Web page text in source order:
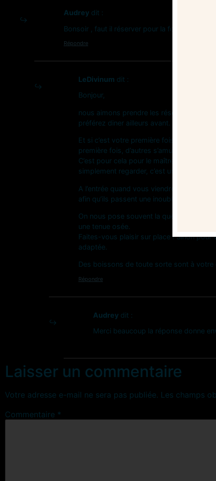
Audrey dit :
Bonsoir , faut il réserver pour la formule
Répondre
LeDivinum dit :
Bonjour,
nous aimons prendre les réservations
préférez diner ailleurs avant.
Et si c’est votre première fois, sachez
première fois, d’autres s’amusent
C’est pour cela pour le maître mot chez
simplement regarder, c’est une forme de
A l’entrée quand vous viendrez,
afin qu’ils passent une inoubliable soirée…
On nous pose souvent la question, nous
une tenue osée.
Faites-vous plaisir sur place ! Sinon pour
adaptée.
Des boissons de toute sorte sont à
Répondre
Audrey dit :
Merci beaucoup la réponse donne
Laisser un commentaire
Votre adresse e-mail ne sera pas publiée. Les champs
Commentaire *